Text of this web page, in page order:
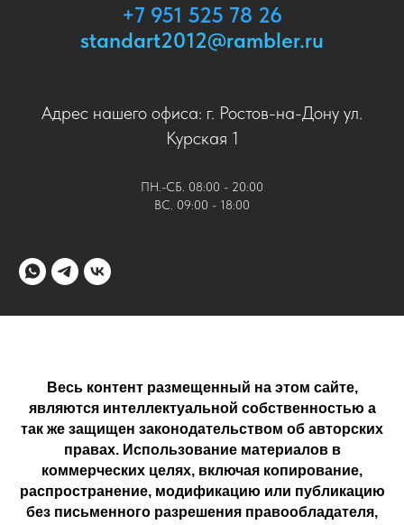
+7 951 525 78 26
standart2012@rambler.ru
Адрес нашего офиса: г. Ростов-на-Дону ул.
Курская 1
ПН.-СБ. 08:00 - 20:00
ВС. 09:00 - 18:00
Весь контент размещенный на этом сайте,
являются интеллектуальной собственностью а
так же защищен законодательством об авторских
правах. Использование материалов в
коммерческих целях, включая копирование,
распространение, модификацию или публикацию
без письменного разрешения правообладателя,